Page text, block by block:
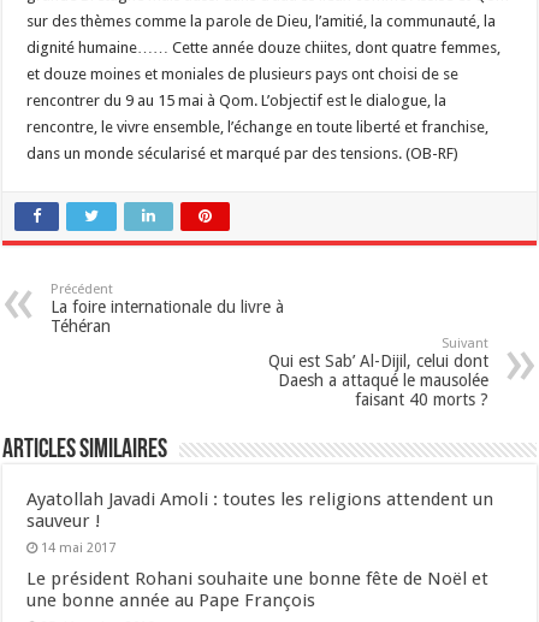
sur des thèmes comme la parole de Dieu, l’amitié, la communauté, la
dignité humaine…… Cette année douze chiites, dont quatre femmes,
et douze moines et moniales de plusieurs pays ont choisi de se
rencontrer du 9 au 15 mai à Qom. L’objectif est le dialogue, la
rencontre, le vivre ensemble, l’échange en toute liberté et franchise,
dans un monde sécularisé et marqué par des tensions. (OB-RF)
Précédent
La foire internationale du livre à
Téhéran
Suivant
Qui est Sab’ Al-Dijil, celui dont
Daesh a attaqué le mausolée
faisant 40 morts ?
Articles similaires
Ayatollah Javadi Amoli : toutes les religions attendent un
sauveur !
14 mai 2017
Le président Rohani souhaite une bonne fête de Noël et
une bonne année au Pape François